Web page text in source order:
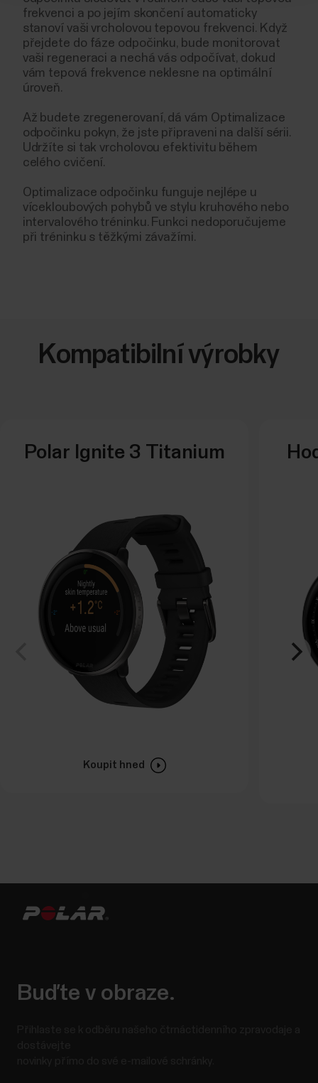
frekvenci a po jejím skončení automaticky
stanoví vaši vrcholovou tepovou frekvenci. Když
přejdete do fáze odpočinku, bude monitorovat
vaši regeneraci a nechá vás odpočívat, dokud
vám tepová frekvence neklesne na optimální
úroveň.
Až budete zregenerovaní, dá vám Optimalizace
odpočinku pokyn, že jste připraveni na další sérii.
Udržíte si tak vrcholovou efektivitu během
celého cvičení.
Optimalizace odpočinku funguje nejlépe u
vícekloubových pohybů ve stylu kruhového nebo
intervalového tréninku. Funkci nedoporučujeme
při tréninku s těžkými závažími.
Kompatibilní výrobky
Polar Ignite 3 Titanium
Koupit hned
Buďte v obraze.